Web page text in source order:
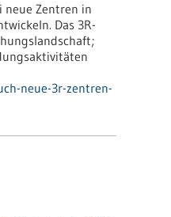
neue Zentren in
Das 3R-
neue-3r-zentren-